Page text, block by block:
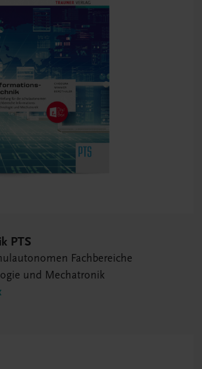
PTS
Fachbereiche
und Mechatronik